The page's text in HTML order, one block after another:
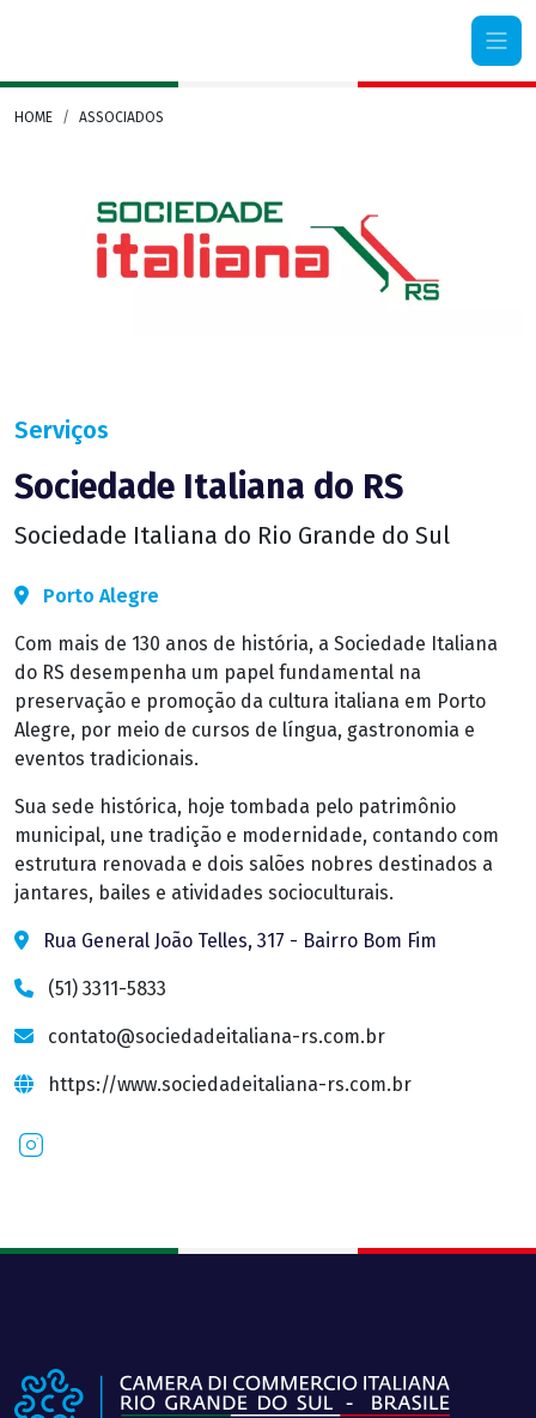
Camera di Commercio Italiana Rio Grande do
HOME ASSOCIADOS
Serviços
Sociedade Italiana do RS
Sociedade Italiana do Rio Grande do Sul
Porto Alegre
Com mais de 130 anos de história, a Sociedade Italiana
do RS desempenha um papel fundamental na
preservação e promoção da cultura italiana em Porto
Alegre, por meio de cursos de língua, gastronomia e
eventos tradicionais.
Sua sede histórica, hoje tombada pelo patrimônio
municipal, une tradição e modernidade, contando com
estrutura renovada e dois salões nobres destinados a
jantares, bailes e atividades socioculturais.
Rua General João Telles, 317 - Bairro Bom Fim
(51) 3311-5833
contato@sociedadeitaliana-rs.com.br
https://www.sociedadeitaliana-rs.com.br
Instagram